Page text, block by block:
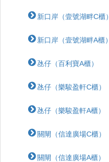
新口岸（壹號湖畔C櫃）
新口岸（壹號湖畔A櫃）
氹仔（百利寶A櫃）
氹仔（樂駿盈軒C櫃）
氹仔（樂駿盈軒A櫃）
關閘（信達廣場C櫃）
關閘（信達廣場A櫃）